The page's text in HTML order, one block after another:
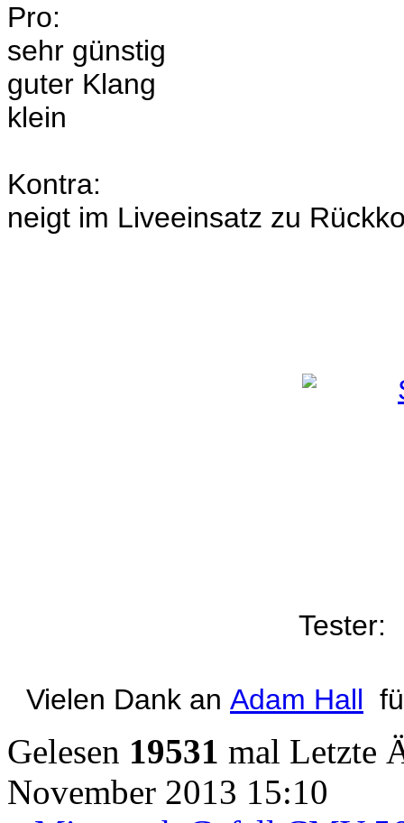
Pro:
sehr günstig
guter Klang
klein
Kontra:
neigt im Liveeinsatz zu
Vielen Dank an Adam Hall
Gelesen 19531 mal Letzte
November 2013 15:10